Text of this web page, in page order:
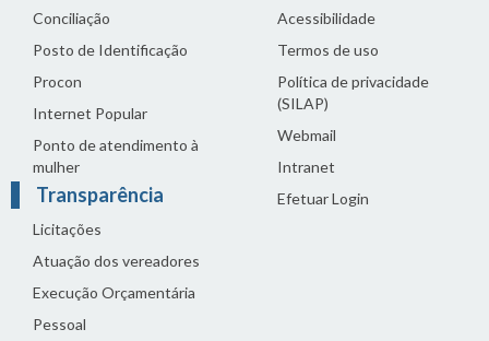
Conciliação
Posto de Identificação
Procon
Internet Popular
Ponto de atendimento à
mulher
Transparência
Licitações
Atuação dos vereadores
Execução Orçamentária
Pessoal
Acessibilidade
Termos de uso
Política de privacidade
(SILAP)
Webmail
Intranet
Efetuar Login